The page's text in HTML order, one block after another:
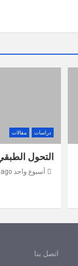
دراسات مقالات
التحول
أسبوع واحد ago
اتصل بنا